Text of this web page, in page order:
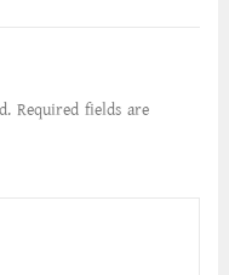
গহন ঊর্মিল যৌবন
Required fields are